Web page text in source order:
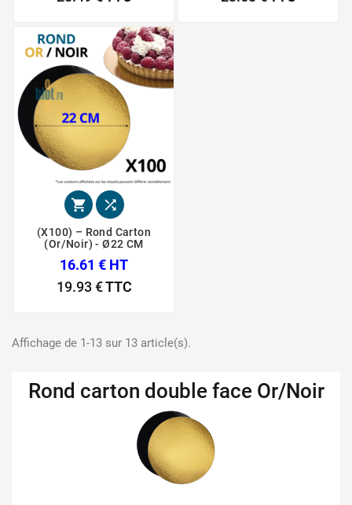
 
(X100) – Rond Carton
(Or/Noir) - Ø22 CM
16.61 € HT
19.93 €TTC
Affichage de 1-13 sur 13 article(s).
Rond carton double face Or/Noir